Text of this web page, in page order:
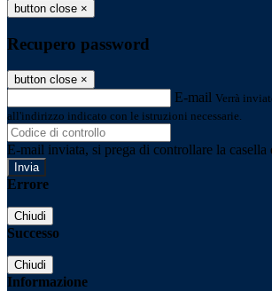
button close ×
Recupero password
button close ×
E-mail Verrà
all'indirizzo indicato con le istruzioni necessarie.
E-mail inviata, si prega di controllare la casella
Errore
Chiudi
Successo
Chiudi
Informazione